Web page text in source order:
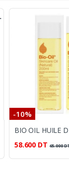
-10%
58.600 DT 65.000